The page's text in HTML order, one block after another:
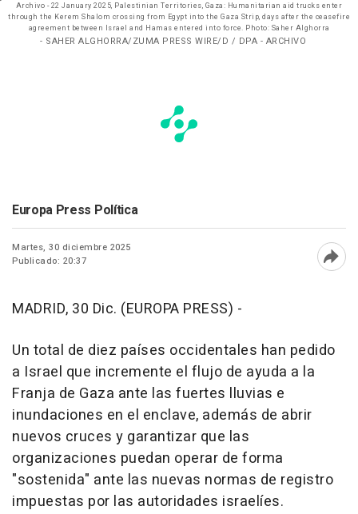
Archivo - 22 January 2025, Palestinian Territories, Gaza: Humanitarian aid trucks enter
through the Kerem Shalom crossing from Egypt into the Gaza Strip, days after the ceasefire
agreement between Israel and Hamas entered into force. Photo: Saher Alghorra
- SAHER ALGHORRA/ZUMA PRESS WIRE/D / DPA - ARCHIVO
Europa Press Política
Martes, 30 diciembre 2025
Publicado: 20:37
MADRID, 30 Dic. (EUROPA PRESS) -
Un total de diez países occidentales han pedido
a Israel que incremente el flujo de ayuda a la
Franja de Gaza ante las fuertes lluvias e
inundaciones en el enclave, además de abrir
nuevos cruces y garantizar que las
organizaciones puedan operar de forma
"sostenida" ante las nuevas normas de registro
impuestas por las autoridades israelíes.